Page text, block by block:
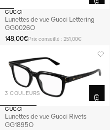
GUCCI
Lunettes de vue Gucci Lettering
GG0026O
148,00€Prix conseillé : 251,00€
3 COULEURS
GUCCI
Lunettes de vue Gucci Rivets
GG1895O